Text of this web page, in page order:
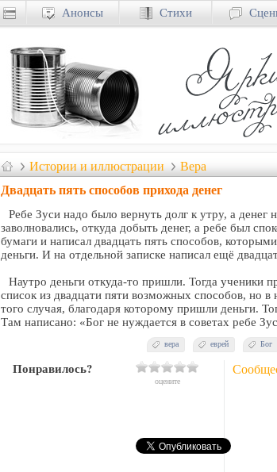
Истории и иллюстрации Вера
Двадцать пять способов прихода денег
Ребе Зуси надо было вернуть долг к утру, а денег
заволновались, откуда добыть денег, а ребе был
бумаги и написал двадцать пять способов,
деньги. И на отдельной записке написал ещё
Наутро деньги откуда-то пришли. Тогда ученики
список из двадцати пяти возможных способов, но в
того случая, благодаря которому пришли деньги.
Там написано: «Бог не нуждается в советах ребе
Бог
еврей
вера
Понравилось?
оцените
Анонсы Стихи